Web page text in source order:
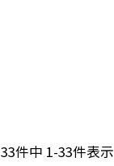
33件中 1-33件表示